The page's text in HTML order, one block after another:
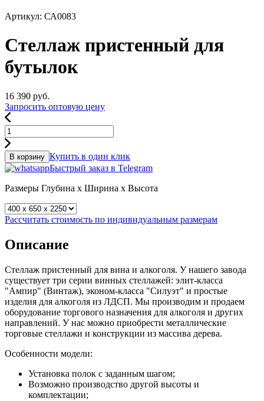
Артикул: СА0083
Стеллаж пристенный для
бутылок
16 390 руб.
Запросить оптовую цену
В корзину Купить в один клик
Быстрый заказ в Telegram
Размеры Глубина x Ширина x Высота
Рассчитать стоимость по индивидуальным размерам
Описание
Стеллаж пристенный для вина и алкоголя. У нашего завода
существует три серии винных стеллажей: элит-класса
"Ампир" (Винтаж), эконом-класса "Силуэт" и простые
изделия для алкоголя из ЛДСП. Мы производим и продаем
оборудование торгового назначения для алкоголя и других
направлений. У нас можно приобрести металлические
торговые стеллажи и конструкции из массива дерева.
Особенности модели:
Установка полок с заданным шагом;
Возможно производство другой высоты и
комплектации;